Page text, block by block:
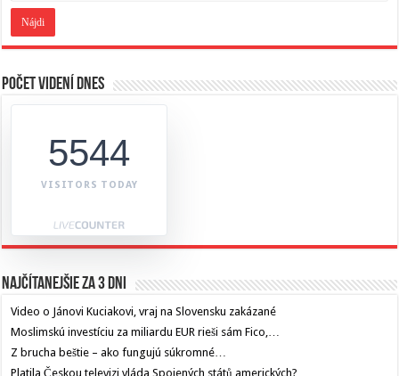
Počet videní dnes
5544
VISITORS TODAY
Najčítanejšie za 3 dni
Video o Jánovi Kuciakovi, vraj na Slovensku zakázané
Moslimskú investíciu za miliardu EUR rieši sám Fico,…
Z brucha beštie – ako fungujú súkromné…
Platila Českou televizi vláda Spojených států amerických?